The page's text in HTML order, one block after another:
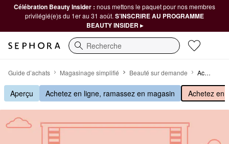
Célébration Beauty Insider : nous mettons le paquet pour nos membres
privilégié(e)s du 1er au 31 août. S’INSCRIRE AU PROGRAMME
BEAUTY INSIDER ▸
Recherche
Guide d’achats Magasinage simplifié Beauté sur demande Achetez en ligne, ramassez à l’extérieur
Aperçu Achetez en ligne, ramassez en magasin Achetez en